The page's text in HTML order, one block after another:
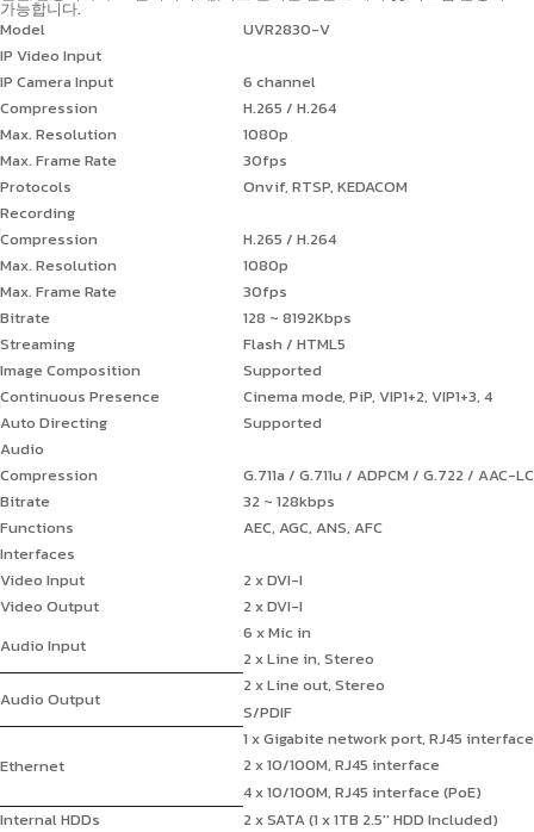
가능합니다.
Model
UVR2830-V
IP Video Input
IP Camera Input
6 channel
Compression
H.265 / H.264
Max. Resolution
1080p
Max. Frame Rate
30fps
Protocols
Onvif, RTSP, KEDACOM
Recording
Compression
H.265 / H.264
Max. Resolution
1080p
Max. Frame Rate
30fps
Bitrate
128 ~ 8192Kbps
Streaming
Flash / HTML5
Image Composition
Supported
Continuous Presence
Cinema mode, PiP, VIP1+2, VIP1+3, 4
Auto Directing
Supported
Audio
Compression
G.711a / G.711u / ADPCM / G.722 / AAC-LC
Bitrate
32 ~ 128kbps
Functions
AEC, AGC, ANS, AFC
Interfaces
Video Input
2 x DVI-I
Video Output
2 x DVI-I
Audio Input
6 x Mic in
2 x Line in, Stereo
Audio Output
2 x Line out, Stereo
S/PDIF
Ethernet
1 x Gigabite network port, RJ45 interface
2 x 10/100M, RJ45 interface
4 x 10/100M, RJ45 interface (PoE)
Internal HDDs
2 x SATA (1 x 1TB 2.5'' HDD Included)